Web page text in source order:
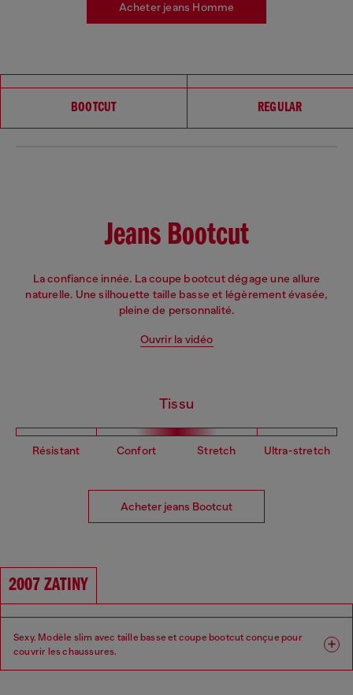
Acheter jeans Homme
BOOTCUT REGULAR
Choisissez votre coupe
Jeans Bootcut
La confiance innée. La coupe bootcut dégage une allure
naturelle. Une silhouette taille basse et légèrement évasée,
pleine de personnalité.
Ouvrir la vidéo
Tissu
Résistant Confort Stretch Ultra-stretch
Acheter jeans Bootcut
2007 ZATINY
Sexy. Modèle slim avec taille basse et coupe bootcut conçue pour
couvrir les chaussures.